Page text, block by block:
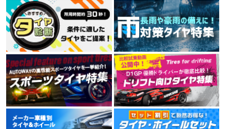
ルネットワークを持つタイヤメーカーです。
総合評価：7件 4.00
TRAVELSTAR
トラベルスター
TRAVELSTAR（トラベルスター）は、アメリカに拠点を
置くブランドです。高品質でコストパフォーマンスを両
立し、北米市場の規準、規定に合格しています。
総合評価：16件 4.44
KENDA
ケンダ
MINERVA F205 195/45R17.Z 85W XL
中古車購入時に装着されていたタイヤがパンクによるサイドウォールの破損
で泣く泣く4本交換。 口コミの良いミネルバを購入して履いた所、コスパ良
すぎでは！？と感動するくらい良かったです。 まだ交換して2週間程なので
評価はオール4にしておきました。 これはお勧めですよ。